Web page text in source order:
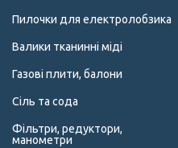
Пилочки для електролобзика
Валики тканинні міді
Газові плити, балони
Сіль та сода
Фільтри, редуктори,
манометри